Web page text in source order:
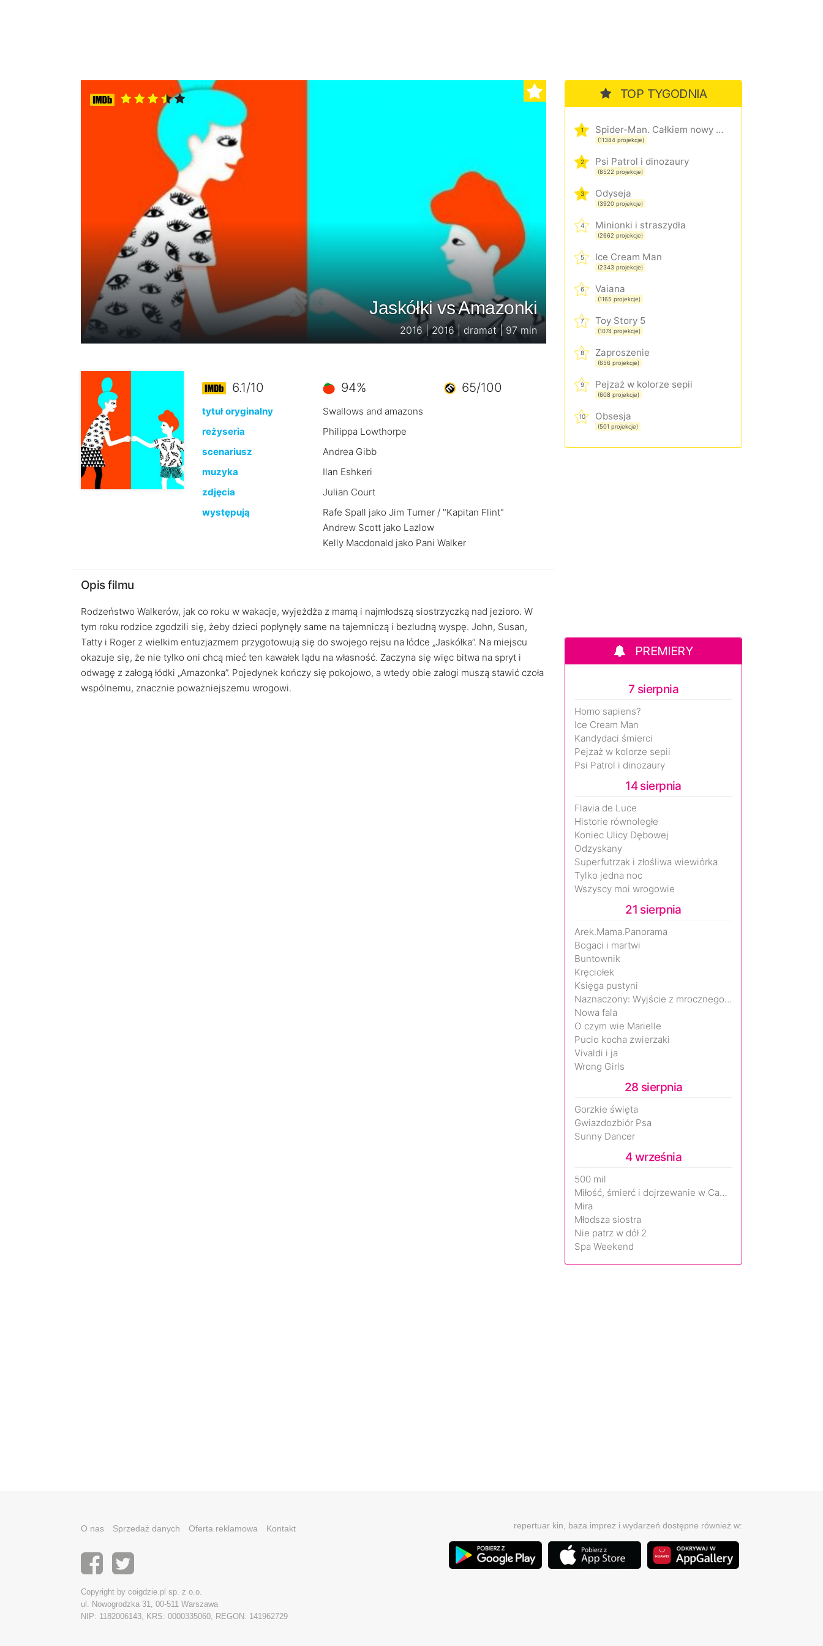
Jaskółki vs Amazonki
2016 | 2016 | dramat | 97 min
6.1/10 94% 65/100
tytuł oryginalny
Swallows and amazons
reżyseria
Philippa Lowthorpe
scenariusz
Andrea Gibb
muzyka
Ilan Eshkeri
zdjęcia
Julian Court
występują
Rafe Spall jako Jim Turner / "Kapitan Flint"
Andrew Scott jako Lazlow
Kelly Macdonald jako Pani Walker
Opis filmu
Rodzeństwo Walkerów, jak co roku w wakacje, wyjeżdża z mamą i najmłodszą siostrzyczką nad jezioro. W
tym roku rodzice zgodzili się, żeby dzieci popłynęły same na tajemniczą i bezludną wyspę. John, Susan,
Tatty i Roger z wielkim entuzjazmem przygotowują się do swojego rejsu na łódce „Jaskółka”. Na miejscu
okazuje się, że nie tylko oni chcą mieć ten kawałek lądu na własność. Zaczyna się więc bitwa na spryt i
odwagę z załogą łódki „Amazonka”. Pojedynek kończy się pokojowo, a wtedy obie załogi muszą stawić czoła
wspólnemu, znacznie poważniejszemu wrogowi.
TOP TYGODNIA
1 Spider-Man. Całkiem nowy dzień
(11384 projekcje)
2 Psi Patrol i dinozaury
(8522 projekcje)
3 Odyseja
(3920 projekcje)
4 Minionki i straszydła
(2662 projekcje)
5 Ice Cream Man
(2343 projekcje)
6 Vaiana
(1165 projekcje)
7 Toy Story 5
(1074 projekcje)
8 Zaproszenie
(656 projekcje)
9 Pejzaż w kolorze sepii
(608 projekcje)
10 Obsesja
(501 projekcje)
PREMIERY
7 sierpnia
Homo sapiens?
Ice Cream Man
Kandydaci śmierci
Pejzaż w kolorze sepii
Psi Patrol i dinozaury
14 sierpnia
Flavia de Luce
Historie równoległe
Koniec Ulicy Dębowej
Odzyskany
Superfutrzak i złośliwa wiewiórka
Tylko jedna noc
Wszyscy moi wrogowie
21 sierpnia
Arek.Mama.Panorama
Bogaci i martwi
Buntownik
Kręciołek
Księga pustyni
Naznaczony: Wyjście z mrocznego wymiaru
Nowa fala
O czym wie Marielle
Pucio kocha zwierzaki
Vivaldi i ja
Wrong Girls
28 sierpnia
Gorzkie święta
Gwiazdozbiór Psa
Sunny Dancer
4 września
500 mil
Miłość, śmierć i dojrzewanie w Camp Miasma
Mira
Młodsza siostra
Nie patrz w dół 2
Spa Weekend
O nas Sprzedaż danych Oferta reklamowa Kontakt
Copyright by coigdzie.pl sp. z o.o.
ul. Nowogrodzka 31, 00-511 Warszawa
NIP: 1182006143, KRS: 0000335060, REGON: 141962729
repertuar kin, baza imprez i wydarzeń dostępne również w: